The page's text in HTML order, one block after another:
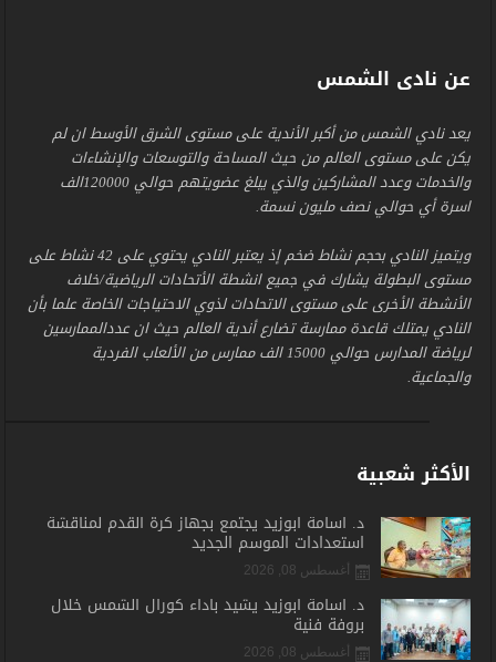
عن نادى الشمس
يعد نادي الشمس من أكبر الأندية على مستوى الشرق الأوسط ان لم
يكن على مستوى العالم من حيث المساحة والتوسعات والإنشاءات
والخدمات وعدد المشاركين والذي يبلغ عضويتهم حوالي 120000الف
اسرة أي حوالي نصف مليون نسمة.
ويتميز النادي بحجم نشاط ضخم إذ يعتبر النادي يحتوي على 42 نشاط على
مستوى البطولة يشارك في جميع انشطة الأتحادات الرياضية/خلاف
الأنشطة الأخرى على مستوى الاتحادات لذوي الاحتياجات الخاصة علما بأن
النادي يمتلك قاعدة ممارسة تضارع أندية العالم حيث ان عددالممارسين
لرياضة المدارس حوالي 15000 الف ممارس من الألعاب الفردية
والجماعية.
الأكثر شعبية
د. أسامة أبوزيد يجتمع بجهاز كرة القدم لمناقشة
استعدادات الموسم الجديد
أغسطس 08, 2026
د. أسامة أبوزيد يشيد بأداء كورال الشمس خلال
بروفة فنية
أغسطس 08, 2026